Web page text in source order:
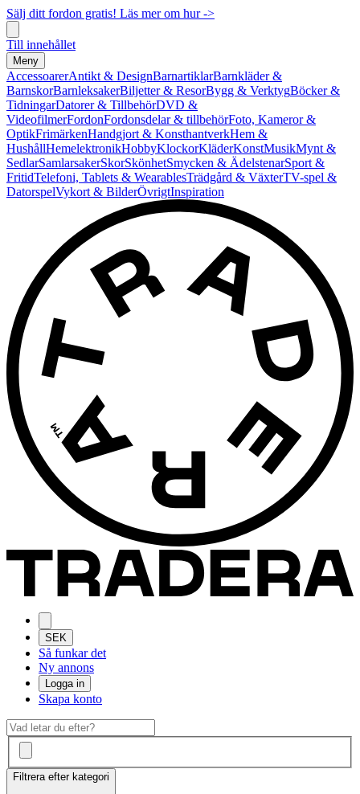
Sälj ditt fordon gratis! Läs mer om hur ->
Till innehållet
Meny
AccessoarerAntikt & DesignBarnartiklarBarnkläder &
BarnskorBarnleksakerBiljetter & ResorBygg & VerktygBöcker &
TidningarDatorer & TillbehörDVD &
VideofilmerFordonFordonsdelar & tillbehörFoto, Kameror &
OptikFrimärkenHandgjort & KonsthantverkHem &
HushållHemelektronikHobbyKlockorKläderKonstMusikMynt &
SedlarSamlarsakerSkorSkönhetSmycken & ÄdelstenarSport &
FritidTelefoni, Tablets & WearablesTrädgård & VäxterTV-spel &
DatorspelVykort & BilderÖvrigtInspiration
SEK
Så funkar det
Ny annons
Logga in
Skapa konto
Filtrera efter kategori